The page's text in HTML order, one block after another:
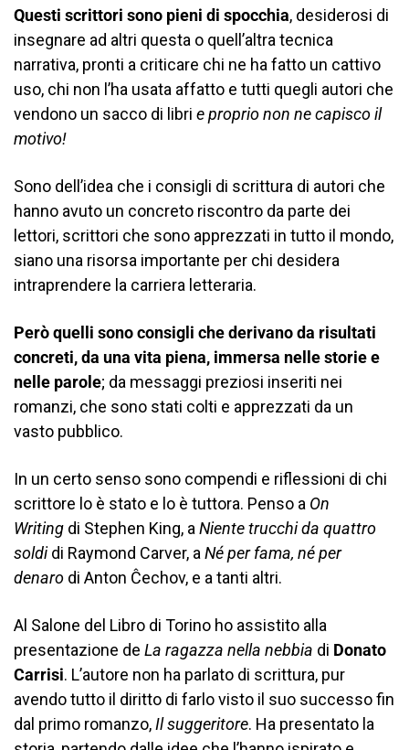
Questi scrittori sono pieni di spocchia, desiderosi di
insegnare ad altri questa o quell’altra tecnica
narrativa, pronti a criticare chi ne ha fatto un cattivo
uso, chi non l’ha usata affatto e tutti quegli autori che
vendono un sacco di libri e proprio non ne capisco il
motivo!
Sono dell’idea che i consigli di scrittura di autori che
hanno avuto un concreto riscontro da parte dei
lettori, scrittori che sono apprezzati in tutto il mondo,
siano una risorsa importante per chi desidera
intraprendere la carriera letteraria.
Però quelli sono consigli che derivano da risultati
concreti, da una vita piena, immersa nelle storie e
nelle parole; da messaggi preziosi inseriti nei
romanzi, che sono stati colti e apprezzati da un
vasto pubblico.
In un certo senso sono compendi e riflessioni di chi
scrittore lo è stato e lo è tuttora. Penso a On
Writing di Stephen King, a Niente trucchi da quattro
soldidi Raymond Carver, a Né per fama, né per
denaro di Anton Ĉechov, e a tanti altri.
Al Salone del Libro di Torino ho assistito alla
presentazione de La ragazza nella nebbia di Donato
Carrisi. L’autore non ha parlato di scrittura, pur
avendo tutto il diritto di farlo visto il suo successo fin
dal primo romanzo,Il suggeritore. Ha presentato la